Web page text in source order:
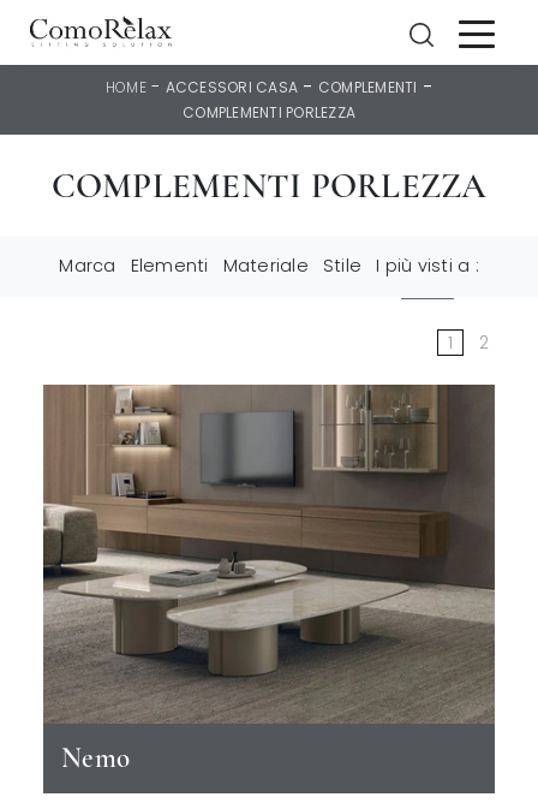
HOME- ACCESSORI CASA - COMPLEMENTI -
COMPLEMENTI PORLEZZA
COMPLEMENTI PORLEZZA
Marca Elementi Materiale Stile I più visti a :
1 2
Nemo